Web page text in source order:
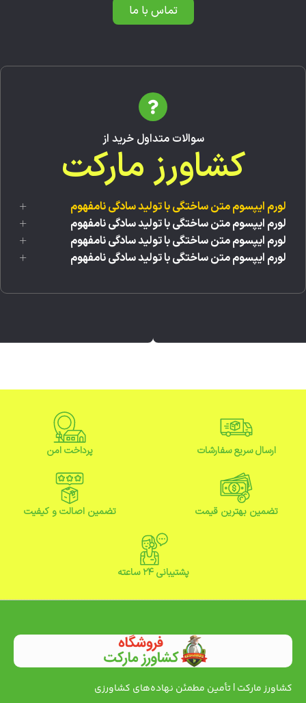
تماس با ما
سوالات متداول خرید از
کشاورز مارکت
لورم ایپسوم متن ساختگی با تولید سادگی نامفهوم
لورم ایپسوم متن ساختگی با تولید سادگی نامفهوم
لورم ایپسوم متن ساختگی با تولید سادگی نامفهوم
لورم ایپسوم متن ساختگی با تولید سادگی نامفهوم
ارسال سریع سفارشات پرداخت امن
تضمین بهترین قیمت تضمین اصالت و کیفیت
پشتیبانی ۲۴ ساعته
کشاورز مارکت | تأمین مطمئن نهاده‌های کشاورزی